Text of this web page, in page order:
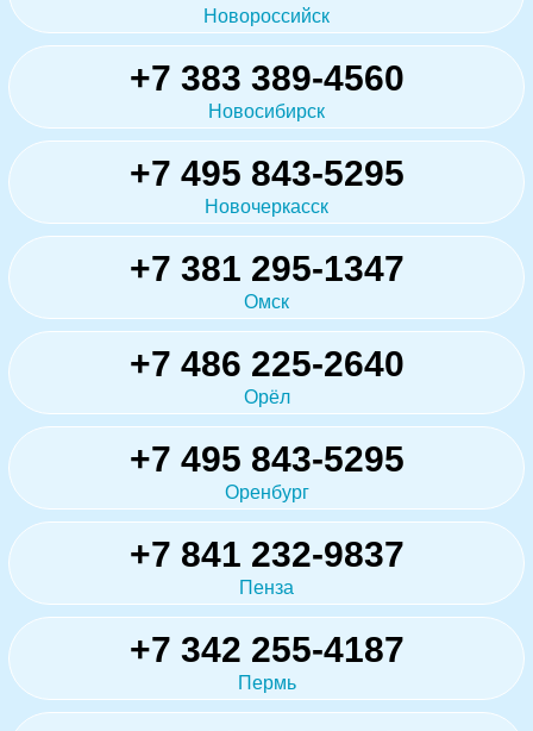
Новороссийск
+7 383 389-4560
Новосибирск
+7 495 843-5295
Новочеркасск
+7 381 295-1347
Омск
+7 486 225-2640
Орёл
+7 495 843-5295
Оренбург
+7 841 232-9837
Пенза
+7 342 255-4187
Пермь